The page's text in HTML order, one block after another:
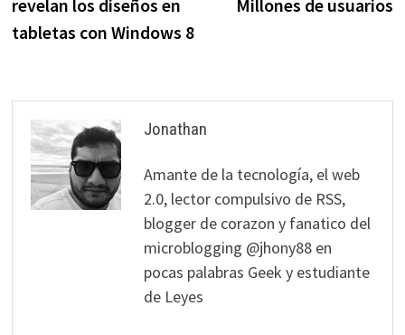
entradas
revelan los diseños en
tabletas con Windows 8
Millones de usuarios
Jonathan
Amante de la tecnología, el web
2.0, lector compulsivo de RSS,
blogger de corazon y fanatico del
microblogging @jhony88 en
pocas palabras Geek y estudiante
de Leyes